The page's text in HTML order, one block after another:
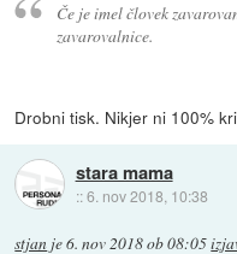
Če je imel človek
zavarovalnice.
Drobni tisk. Nikjer ni 100%
stara mama
::6. nov 2018, 10:38
stjan je6. nov 2018 ob 08:05